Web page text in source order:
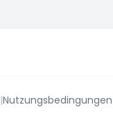
|Nutzungsbedingungen